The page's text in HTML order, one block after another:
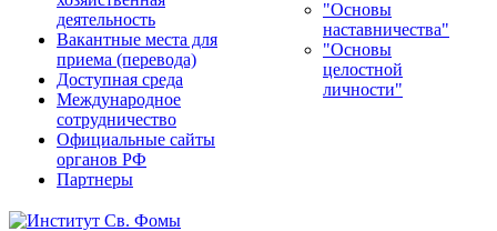
деятельность
Вакантные места для
приема (перевода)
Доступная среда
Международное
сотрудничество
Официальные сайты
органов РФ
Партнеры
"Основы
наставничества"
"Основы
целостной
личности"